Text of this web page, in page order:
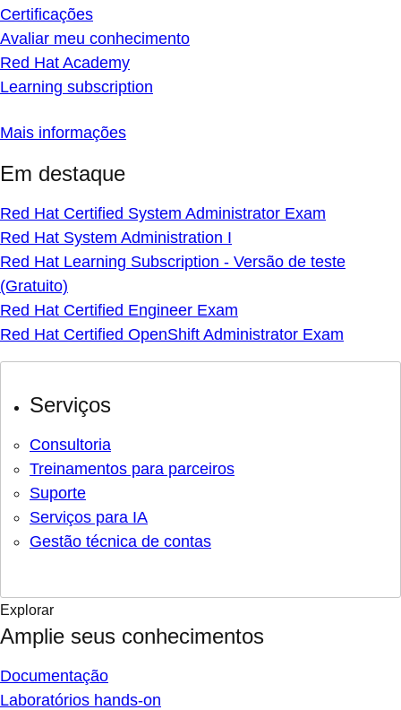
Certificações
Avaliar meu conhecimento
Red Hat Academy
Learning subscription
Mais informações
Em destaque
Red Hat Certified System Administrator Exam
Red Hat System Administration I
Red Hat Learning Subscription - Versão de teste
(Gratuito)
Red Hat Certified Engineer Exam
Red Hat Certified OpenShift Administrator Exam
Serviços
Consultoria
Treinamentos para parceiros
Suporte
Serviços para IA
Gestão técnica de contas
Explorar
Amplie seus conhecimentos
Documentação
Laboratórios hands-on